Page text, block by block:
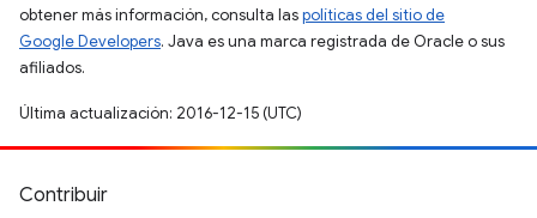
obtener más información, consulta laspolíticas del sitio de
Google Developers. Java es una marca registrada de Oracle o sus
afiliados.
Última actualización: 2016-12-15 (UTC)
Contribuir